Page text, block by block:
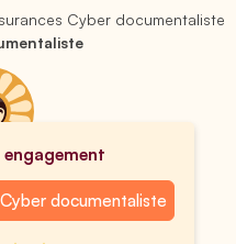
Cyber documentaliste
documentaliste